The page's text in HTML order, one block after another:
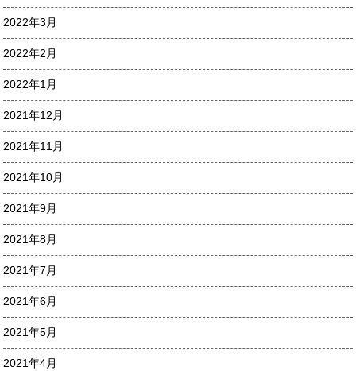
2022年3月
2022年2月
2022年1月
2021年12月
2021年11月
2021年10月
2021年9月
2021年8月
2021年7月
2021年6月
2021年5月
2021年4月